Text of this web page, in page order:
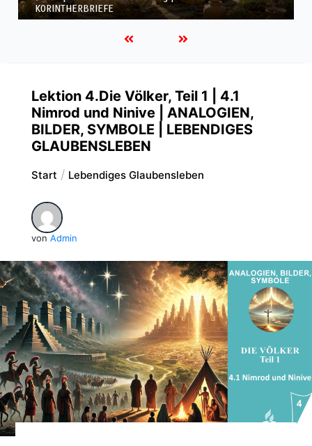
KORINTHERBRIEFE
Lektion 4.Die Völker, Teil 1 | 4.1
Nimrod und Ninive | ANALOGIEN,
BILDER, SYMBOLE | LEBENDIGES
GLAUBENSLEBEN
Start Lebendiges Glaubensleben
von Admin